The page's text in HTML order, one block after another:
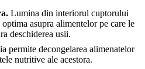
Lumina din interiorul cuptorului
asupra alimentelor pe care le
deschiderea usii.
permite decongelarea alimenatelor
nutritive ale acestora.